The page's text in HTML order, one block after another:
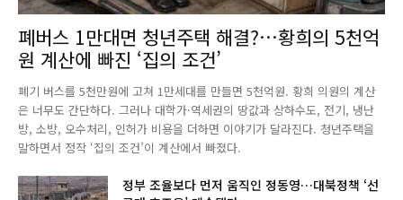
폐버스 1만대면 청년주택 해결?…황희의 5천억
원 계산에 빠진 ‘집의 조건’
폐기 버스를 5천만원에 고쳐 1만세대를 만들면 5천억원. 황희 의원의 계산
은 너무도 간단하다. 그러나 대학가·역세권의 땅값과 상하수도, 전기, 냉난
방, 소방, 오수처리, 인허가 비용을 더하면 이야기가 달라진다. 청년주택을
말하면서 정작 ‘집의 조건’이 계산에서 빠졌다.
정부 조율보다 먼저 움직인 정동영…대북정책 ‘선